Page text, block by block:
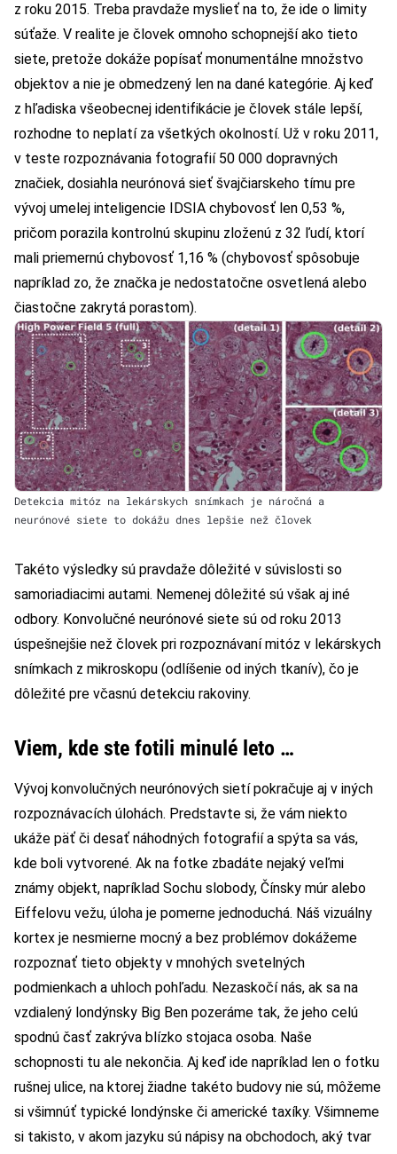
z roku 2015. Treba pravdaže myslieť na to, že ide o limity
súťaže. V realite je človek omnoho schopnejší ako tieto
siete, pretože dokáže popísať monumentálne množstvo
objektov a nie je obmedzený len na dané kategórie. Aj keď
z hľadiska všeobecnej identifikácie je človek stále lepší,
rozhodne to neplatí za všetkých okolností. Už v roku 2011,
v teste rozpoznávania fotografií 50 000 dopravných
značiek, dosiahla neurónová sieť švajčiarskeho tímu pre
vývoj umelej inteligencie IDSIA chybovosť len 0,53 %,
pričom porazila kontrolnú skupinu zloženú z 32 ľudí, ktorí
mali priemernú chybovosť 1,16 % (chybovosť spôsobuje
napríklad zo, že značka je nedostatočne osvetlená alebo
čiastočne zakrytá porastom).
Detekcia mitóz na lekárskych snímkach je náročná a
neurónové siete to dokážu dnes lepšie než človek
Takéto výsledky sú pravdaže dôležité v súvislosti so
samoriadiacimi autami. Nemenej dôležité sú však aj iné
odbory. Konvolučné neurónové siete sú od roku 2013
úspešnejšie než človek pri rozpoznávaní mitóz v lekárskych
snímkach z mikroskopu (odlíšenie od iných tkanív), čo je
dôležité pre včasnú detekciu rakoviny.
Viem, kde ste fotili minulé leto …
Vývoj konvolučných neurónových sietí pokračuje aj v iných
rozpoznávacích úlohách. Predstavte si, že vám niekto
ukáže päť či desať náhodných fotografií a spýta sa vás,
kde boli vytvorené. Ak na fotke zbadáte nejaký veľmi
známy objekt, napríklad Sochu slobody, Čínsky múr alebo
Eiffelovu vežu, úloha je pomerne jednoduchá. Náš vizuálny
kortex je nesmierne mocný a bez problémov dokážeme
rozpoznať tieto objekty v mnohých svetelných
podmienkach a uhloch pohľadu. Nezaskočí nás, ak sa na
vzdialený londýnsky Big Ben pozeráme tak, že jeho celú
spodnú časť zakrýva blízko stojaca osoba. Naše
schopnosti tu ale nekončia. Aj keď ide napríklad len o fotku
rušnej ulice, na ktorej žiadne takéto budovy nie sú, môžeme
si všimnúť typické londýnske či americké taxíky. Všimneme
si takisto, v akom jazyku sú nápisy na obchodoch, aký tvar